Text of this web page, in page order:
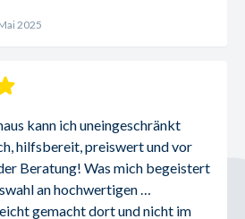
2025
kann ich uneingeschränkt
hilfsbereit, preiswert und vor
Beratung! Was mich begeistert
an hochwertigen
gemacht dort und nicht im